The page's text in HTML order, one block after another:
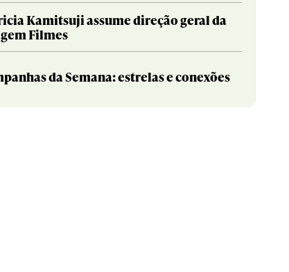
Kamitsuji assume direção geral da
Filmes
da Semana: estrelas e conexões